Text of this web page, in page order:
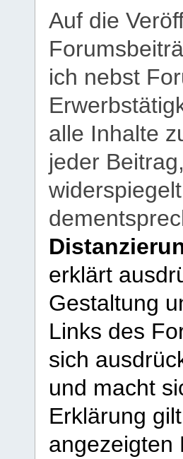
Auf die
ich nebst
alle Inhalte
jeder
erklärt
Gestaltung
Links des
sich
und macht
Erklärung
angezeigten